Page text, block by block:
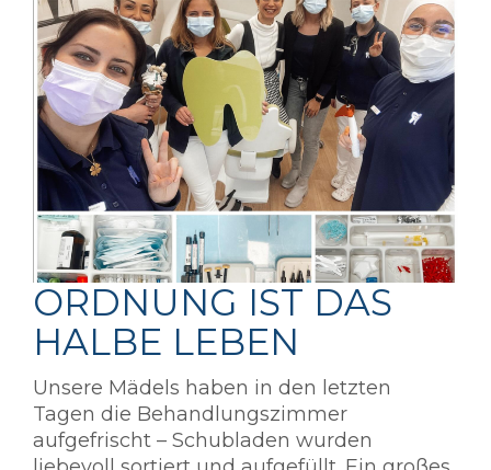
ORDNUNG IST DAS
HALBE LEBEN
Unsere Mädels haben in den letzten
Tagen die Behandlungszimmer
aufgefrischt – Schubladen wurden